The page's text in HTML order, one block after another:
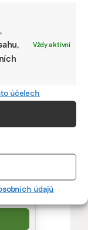
Vždy aktivní
účelech
údajů